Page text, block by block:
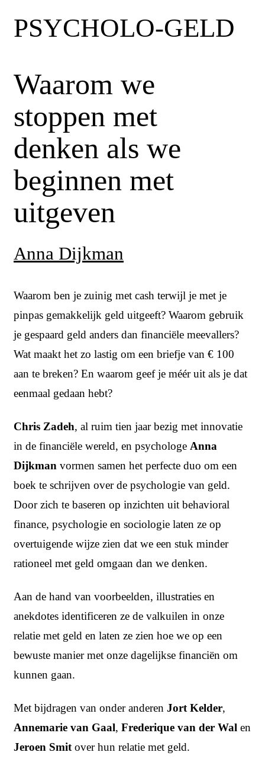
PSYCHOLO-GELD
Waarom we
stoppen met
denken als we
beginnen met
uitgeven
Anna Dijkman
Waarom ben je zuinig met cash terwijl je met je
pinpas gemakkelijk geld uitgeeft? Waarom gebruik
je gespaard geld anders dan financiële meevallers?
Wat maakt het zo lastig om een briefje van € 100
aan te breken? En waarom geef je méér uit als je dat
eenmaal gedaan hebt?
Chris Zadeh, al ruim tien jaar bezig met innovatie
in de financiële wereld, en psychologe Anna
Dijkman vormen samen het perfecte duo om een
boek te schrijven over de psychologie van geld.
Door zich te baseren op inzichten uit behavioral
finance, psychologie en sociologie laten ze op
overtuigende wijze zien dat we een stuk minder
rationeel met geld omgaan dan we denken.
Aan de hand van voorbeelden, illustraties en
anekdotes identificeren ze de valkuilen in onze
relatie met geld en laten ze zien hoe we op een
bewuste manier met onze dagelijkse financiën om
kunnen gaan.
Met bijdragen van onder anderen Jort Kelder,
Annemarie van Gaal, Frederique van der Wal en
Jeroen Smit over hun relatie met geld.